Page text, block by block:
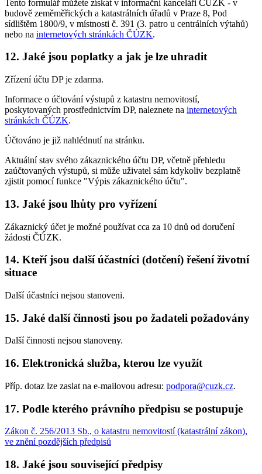
Tento formulář můžete získat v informační kanceláři ČÚZK - v
budově zeměměřických a katastrálních úřadů v Praze 8, Pod
sídlištěm 1800/9, v místnosti č. 391 (3. patro u centrálních výtahů)
nebo na internetových stránkách ČÚZK.
12. Jaké jsou poplatky a jak je lze uhradit
Zřízení účtu DP je zdarma.
Informace o účtování výstupů z katastru nemovitostí,
poskytovaných prostřednictvím DP, naleznete na internetových
stránkách ČÚZK.
Účtováno je již nahlédnutí na stránku.
Aktuální stav svého zákaznického účtu DP, včetně přehledu
zaúčtovaných výstupů, si může uživatel sám kdykoliv bezplatně
zjistit pomocí funkce "Výpis zákaznického účtu".
13. Jaké jsou lhůty pro vyřízení
Zákaznický účet je možné používat cca za 10 dnů od doručení
žádosti ČÚZK.
14. Kteří jsou další účastníci (dotčení) řešení životní
situace
Další účastníci nejsou stanoveni.
15. Jaké další činnosti jsou po žadateli požadovány
Další činnosti nejsou stanoveny.
16. Elektronická služba, kterou lze využít
Příp. dotaz lze zaslat na e-mailovou adresu: podpora@cuzk.cz.
17. Podle kterého právního předpisu se postupuje
Zákon č. 256/2013 Sb., o katastru nemovitostí (katastrální zákon),
ve znění pozdějších předpisů
18. Jaké jsou související předpisy